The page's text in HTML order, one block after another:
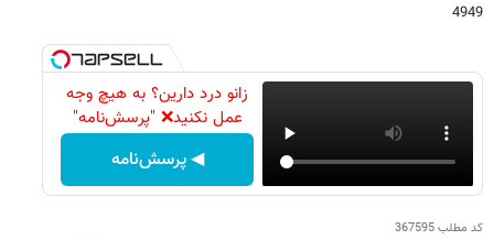
4949
زانو درد دارین؟ به هیچ وجه
عمل نکنید❌ "پرسش‌نامه"
◀ پرسش‌نامه
کد مطلب367595